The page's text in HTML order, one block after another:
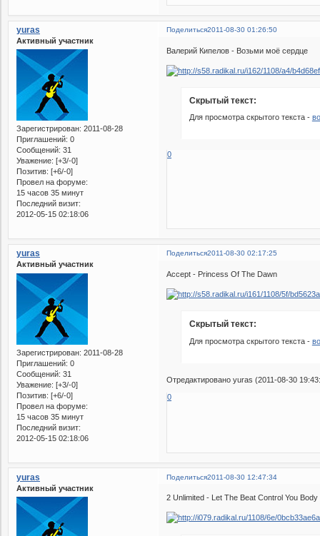
Поделиться2011-08-30 01:26:50
yuras
Активный участник
Зарегистрирован: 2011-08-28
Приглашений: 0
Сообщений: 31
Уважение: [+3/-0]
Позитив: [+6/-0]
Провел на форуме:
15 часов 35 минут
Последний визит:
2012-05-15 02:18:06
Валерий Кипелов - Возьми моё сердце
Скрытый текст:
Для просмотра скрытого текста -
0
Поделиться2011-08-30 02:17:25
yuras
Активный участник
Зарегистрирован: 2011-08-28
Приглашений: 0
Сообщений: 31
Уважение: [+3/-0]
Позитив: [+6/-0]
Провел на форуме:
15 часов 35 минут
Последний визит:
2012-05-15 02:18:06
Accept - Princess Of The Dawn
Скрытый текст:
Для просмотра скрытого текста -
Отредактировано yuras (2011-08-30
0
Поделиться2011-08-30 12:47:34
yuras
Активный участник
2 Unlimited - Let The Beat Control You Body